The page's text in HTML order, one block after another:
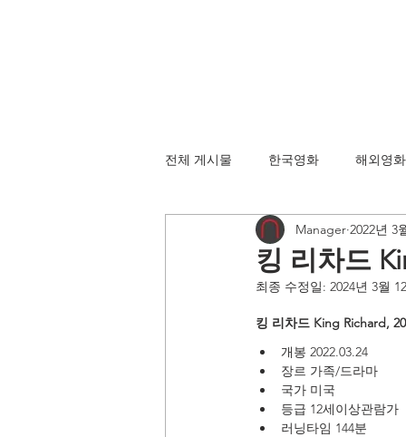
전체 게시물 한국영화 해외영화
킹 리차드
Manager 2022년 3
최종 수정일: 2024년 3월
킹 리차드 King Richard,
개봉 2022.03.24
장르 가족/드라마
국가 미국
등급 12세이상관람가
러닝타임 144분